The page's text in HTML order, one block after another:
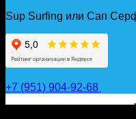
Sup Surfing или Сап
+7 (951) 904-92-68